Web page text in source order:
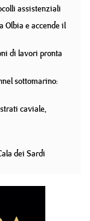
assistenziali
Olbia e accende il
di lavori pronta
sottomarino:
caviale,
dei Sardi